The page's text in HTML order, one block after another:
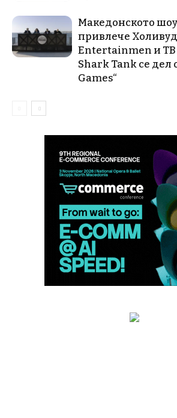
Македонското
привлече
Entertainmen и ТВ
Shark Tank се дел
Games“